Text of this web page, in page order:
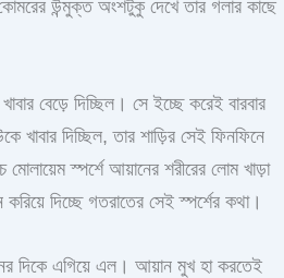
উন্মুক্ত অংশটুকু দেখে তার গলার কাছে
বেড়ে দিচ্ছিল। সে ইচ্ছে করেই বারবার
দিচ্ছিল, তার শাড়ির সেই ফিনফিনে
স্পর্শে আয়ানের শরীরের লোম খাড়া
দিচ্ছে গতরাতের সেই স্পর্শের কথা।
দিকে এগিয়ে এল। আয়ান মুখ হা করতেই